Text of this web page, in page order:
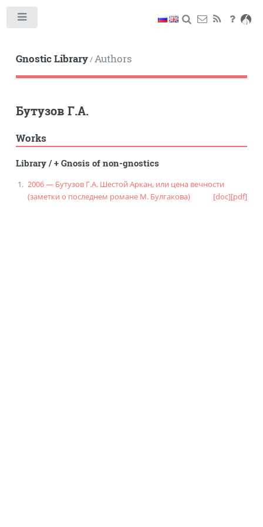
Gnostic Library/Authors
Бутузов Г.А.
Works
Library/+ Gnosis of non-gnostics
2006 — Бутузов Г.А. Шестой Аркан, или цена вечности
(заметки о последнем романе М. Булгакова)
[doc][pdf]